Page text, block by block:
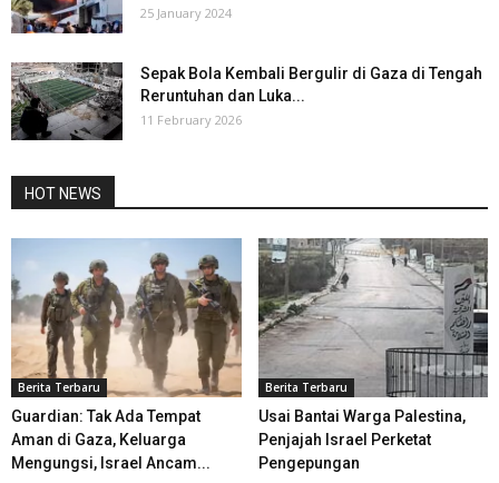
25 January 2024
Sepak Bola Kembali Bergulir di Gaza di Tengah
Reruntuhan dan Luka...
11 February 2026
HOT NEWS
Berita Terbaru
Guardian: Tak Ada Tempat
Aman di Gaza, Keluarga
Mengungsi, Israel Ancam...
Berita Terbaru
Usai Bantai Warga Palestina,
Penjajah Israel Perketat
Pengepungan